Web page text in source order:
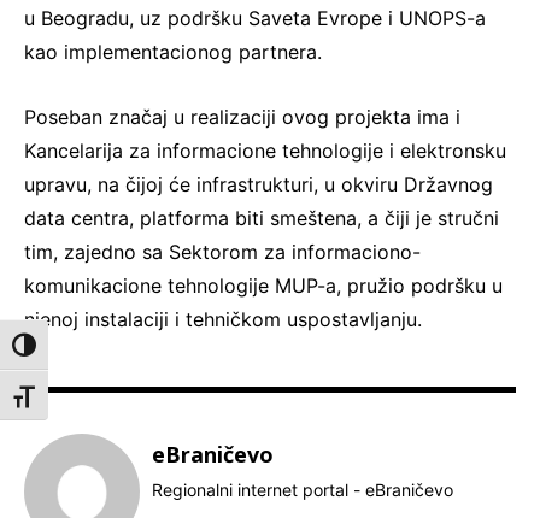
Toggle High Contrast
Toggle Font size
u Beogradu, uz podršku Saveta Evrope i UNOPS-a
kao implementacionog partnera.
Poseban značaj u realizaciji ovog projekta ima i
Kancelarija za informacione tehnologije i elektronsku
upravu, na čijoj će infrastrukturi, u okviru Državnog
data centra, platforma biti smeštena, a čiji je stručni
tim, zajedno sa Sektorom za informaciono-
komunikacione tehnologije MUP-a, pružio podršku u
njenoj instalaciji i tehničkom uspostavljanju.
eBraničevo
Regionalni internet portal - eBraničevo